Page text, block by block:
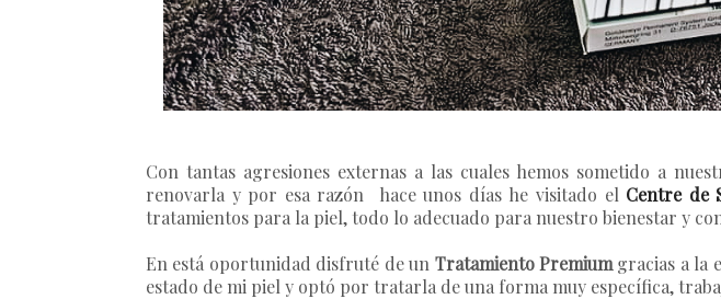
Con tantas agresiones externas a las cuales hemos sometido a
renovarla y por esa razón hace unos días he visitado el Centre de
tratamientos para la piel, todo lo adecuado para nuestro bienestar y
En está oportunidad disfruté de un Tratamiento Premiumgracias a la
estado de mi piel y optó por tratarla de una forma muy específica,